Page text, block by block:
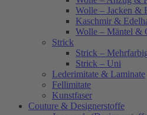
Wolle – Jacken &
Kaschmir &
Wolle – Mäntel &
Strick
Strick –
Strick – Uni
Lederimitate & Laminate
Fellimitate
Kunstfaser
Couture & Designerstoffe